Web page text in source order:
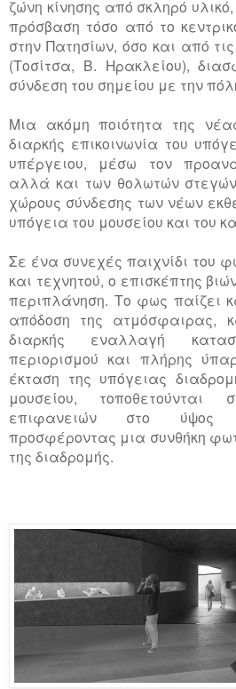
ζώνη κίνησης από σκληρό
πρόσβαση τόσο από το
στην Πατησίων, όσο και από
(Τοσίτσα, Β. Ηρακλείου),
σύνδεση του σημείου με την
Μια ακόμη ποιότητα της
διαρκής επικοινωνία του
υπέργειου, μέσω τον
αλλά και των θολωτών
χώρους σύνδεσης των νέων
υπόγεια του μουσείου και του
Σε ένα συνεχές παιχνίδι του
και τεχνητού, ο επισκέπτης
περιπλάνηση. Το φως παίζει
απόδοση της ατμόσφαιρας,
διαρκής εναλλαγή
περιορισμού και πλήρης
έκταση της υπόγειας
μουσείου, τοποθετούνται
επιφανειών στο ύψος
προσφέροντας μια συνθήκη
της διαδρομής.